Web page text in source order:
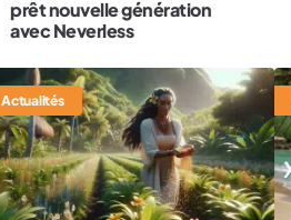
prêt nouvelle génération
avec Neverless
Actualités